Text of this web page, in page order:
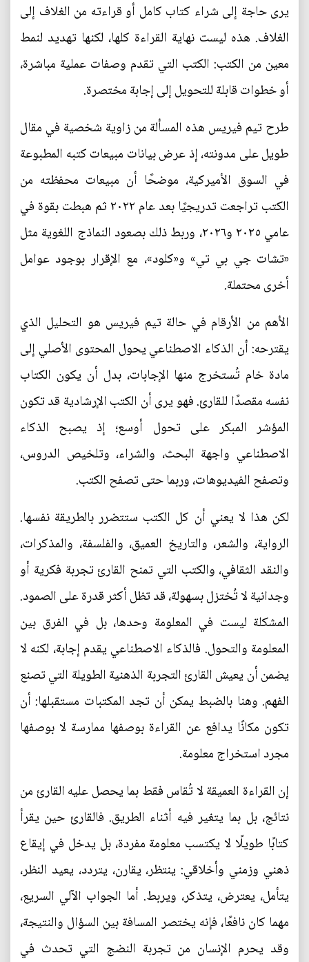
يرى حاجة إلى شراء كتاب كامل أو قراءته من الغلاف إلى
الغلاف. هذه ليست نهاية القراءة كلها، لكنها تهديد لنمط
معين من الكتب: الكتب التي تقدم وصفات عملية مباشرة،
أو خطوات قابلة للتحويل إلى إجابة مختصرة.
طرح تيم فيريس هذه المسألة من زاوية شخصية في مقال
طويل على مدونته، إذ عرض بيانات مبيعات كتبه المطبوعة
في السوق الأميركية، موضحًا أن مبيعات محفظته من
الكتب تراجعت تدريجيًا بعد عام ٢٠٢٢ ثم هبطت بقوة في
عامي ٢٠٢٥ و٢٠٢٦، وربط ذلك بصعود النماذج اللغوية مثل
«تشات جي بي تي» و«كلود»، مع الإقرار بوجود عوامل
أخرى محتملة.
الأهم من الأرقام في حالة تيم فيريس هو التحليل الذي
يقترحه: أن الذكاء الاصطناعي يحول المحتوى الأصلي إلى
مادة خام تُستخرج منها الإجابات، بدل أن يكون الكتاب
نفسه مقصدًا للقارئ. فهو يرى أن الكتب الإرشادية قد تكون
المؤشر المبكر على تحول أوسع؛ إذ يصبح الذكاء
الاصطناعي واجهة البحث، والشراء، وتلخيص الدروس،
وتصفح الفيديوهات، وربما حتى تصفح الكتب.
لكن هذا لا يعني أن كل الكتب ستتضرر بالطريقة نفسها.
الرواية، والشعر، والتاريخ العميق، والفلسفة، والمذكرات،
والنقد الثقافي، والكتب التي تمنح القارئ تجربة فكرية أو
وجدانية لا تُختزل بسهولة، قد تظل أكثر قدرة على الصمود.
المشكلة ليست في المعلومة وحدها، بل في الفرق بين
المعلومة والتحول. فالذكاء الاصطناعي يقدم إجابة، لكنه لا
يضمن أن يعيش القارئ التجربة الذهنية الطويلة التي تصنع
الفهم. وهنا بالضبط يمكن أن تجد المكتبات مستقبلها: أن
تكون مكانًا يدافع عن القراءة بوصفها ممارسة لا بوصفها
مجرد استخراج معلومة.
إن القراءة العميقة لا تُقاس فقط بما يحصل عليه القارئ من
نتائج، بل بما يتغير فيه أثناء الطريق. فالقارئ حين يقرأ
كتابًا طويلًا لا يكتسب معلومة مفردة، بل يدخل في إيقاع
ذهني وزمني وأخلاقي: ينتظر، يقارن، يتردد، يعيد النظر،
يتأمل، يعترض، يتذكر، ويربط. أما الجواب الآلي السريع،
مهما كان نافعًا، فإنه يختصر المسافة بين السؤال والنتيجة،
وقد يحرم الإنسان من تجربة النضج التي تحدث في